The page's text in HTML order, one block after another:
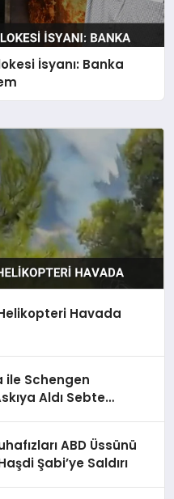
İsyanı: Banka
Havada
ile Schengen
Aldı Sebte
ABD Üssünü
Şabi’ye Saldırı